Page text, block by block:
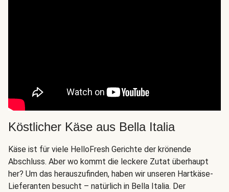
Köstlicher Käse aus Bella Italia
Käse ist für viele HelloFresh Gerichte der krönende
Abschluss. Aber wo kommt die leckere Zutat überhaupt
her? Um das herauszufinden, haben wir unseren Hartkäse-
Lieferanten besucht – natürlich in Bella Italia. Der